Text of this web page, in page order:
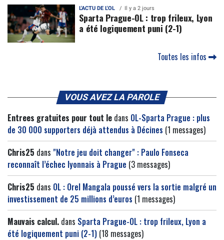
L'ACTU DE L'OL Il y a 2 jours
Sparta Prague-OL : trop frileux, Lyon
a été logiquement puni (2-1)
Toutes les infos
VOUS AVEZ LA PAROLE
Entrees gratuites pour tout le dans OL-Sparta Prague : plus
de 30 000 supporters déjà attendus à Décines (1 messages)
Chris25 dans "Notre jeu doit changer" : Paulo Fonseca
reconnaît l’échec lyonnais à Prague (3 messages)
Chris25 dans OL : Orel Mangala poussé vers la sortie malgré un
investissement de 25 millions d’euros (1 messages)
Mauvais calcul. dans Sparta Prague-OL : trop frileux, Lyon a
été logiquement puni (2-1) (18 messages)